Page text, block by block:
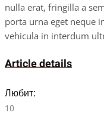
nulla erat, fringilla a
porta urna eget neque
vehicula in interdum
Article details
Любит:
10